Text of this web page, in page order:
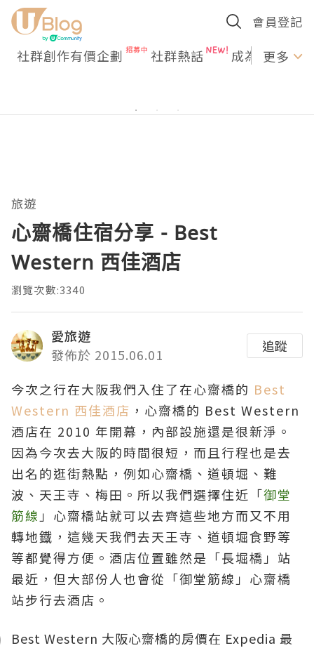
會員登記
社群創作有價企劃 社群熱話 成為U更多
旅遊
心齋橋住宿分享 - Best
Western 西佳酒店
瀏覽次數:3340
愛旅遊
發佈於 2015.06.01
追蹤
今次之行在大阪我們入住了在心齋橋的 Best
Western 西佳酒店 ，心齋橋的 Best Western
酒店在 2010 年開幕，內部設施還是很新淨。
因為今次去大阪的時間很短，而且行程也是去
出名的逛街熱點，例如心齋橋、道頓堀、難
波、天王寺 、 梅田。所以我們選擇住近 「御堂
筋線 」 心齋橋站就可以去齊這些地方而又不用
轉地鐡，這幾天我們去天王寺、 道頓堀食野等
等都覺得方便 。酒店位置雖然是「長堀橋」站
最近，但大部份人也會從「御堂筋線」心齋橋
站步行去酒店。
Best Western 大阪心齋橋的房價在 Expedia 最